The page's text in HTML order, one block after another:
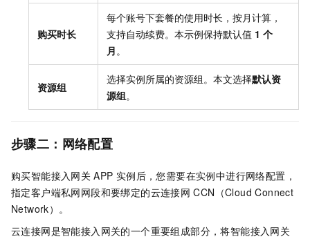
购买时长
每个账号下套餐的使用时长，按月计算，
支持自动续费。本示例保持默认值 1 个
月。
资源组
选择实例所属的资源组。本文选择默认资
源组。
步骤二：网络配置
购买智能接入网关 APP 实例后，您需要在实例中进行网络配置，
指定客户端私网网段和要绑定的云连接网 CCN（Cloud Connect
Network）。
云连接网是智能接入网关的一个重要组成部分，将智能接入网关